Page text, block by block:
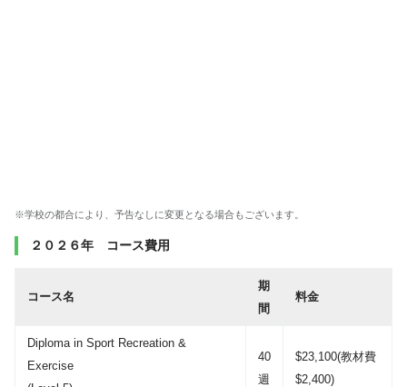
※学校の都合により、予告なしに変更となる場合もございます。
２０２６年 コース費用
コース名
期
間
料金
Diploma in Sport Recreation &
Exercise
40
週
$23,100(教材費
$2,400)